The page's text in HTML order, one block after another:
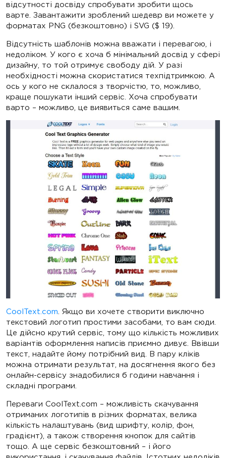
відсутності досвіду спробувати зробити щось
варте. Завантажити зроблений шедевр ви можете у
форматах PNG (безкоштовно) і SVG ($ 19).
Відсутність шаблонів можна вважати і перевагою, і
недоліком. У кого є хоча б мінімальний досвід у сфері
дизайну, то той отримує свободу дій. У разі
необхідності можна скористатися техпідтримкою. А
ось у кого не склалося з творчістю, то, можливо,
краще пошукати інший сервіс. Хоча спробувати
варто – можливо, це виявиться саме вашим.
CoolText.com . Якщо ви хочете створити виключно
текстовий логотип простими засобами, то вам сюди.
Це дійсно крутий сервіс, тому що кількість можливих
варіантів оформлення написів приємно дивує. Ввівши
текст, надайте йому потрібний вид. В пару кліків
можна отримати результат, на досягнення якого без
онлайн-сервісу знадобилися б години навчання і
складні програми.
Переваги CoolText.com – можливість скачування
отриманих логотипів в різних форматах, велика
кількість налаштувань (вид шрифту, колір, фон,
градієнт), а також створення кнопок для сайтів
тощо. А ще сервіс безкоштовний – і його